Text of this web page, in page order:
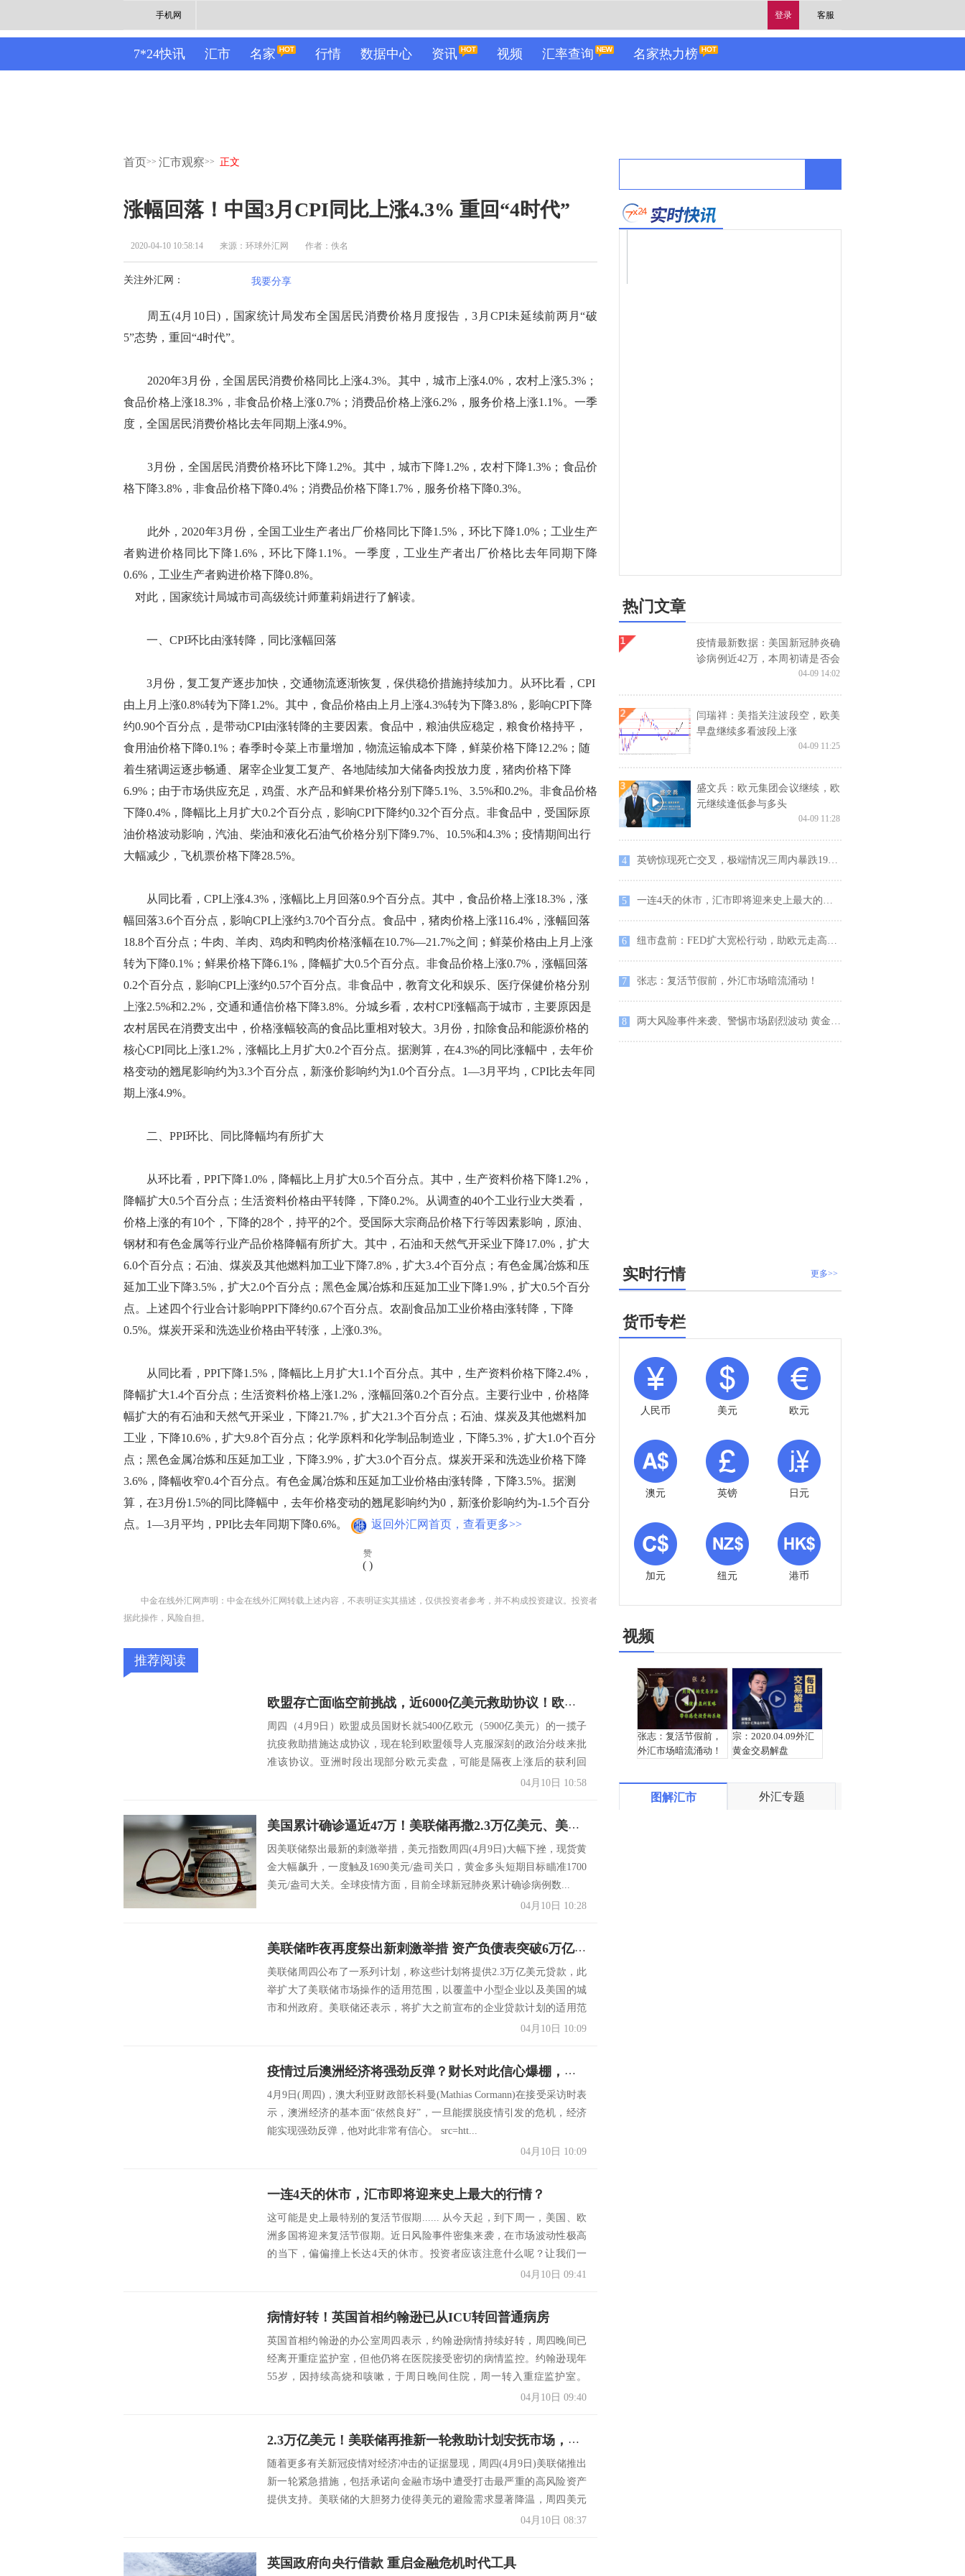
登录 客服
手机网
7*24快讯 汇市 名家 行情 数据中心 资讯 视频 汇率查询 名家热力榜
首页>> 汇市观察>> 正文
涨幅回落！中国3月CPI同比上涨4.3% 重回“4时代”
2020-04-10 10:58:14 来源：环球外汇网 作者：佚名
关注外汇网： 我要分享
周五(4月10日)，国家统计局发布全国居民消费价格月度报告，3月CPI未延续前两月“破
5”态势，重回“4时代”。
2020年3月份，全国居民消费价格同比上涨4.3%。其中，城市上涨4.0%，农村上涨5.3%；
食品价格上涨18.3%，非食品价格上涨0.7%；消费品价格上涨6.2%，服务价格上涨1.1%。一季
度，全国居民消费价格比去年同期上涨4.9%。
3月份，全国居民消费价格环比下降1.2%。其中，城市下降1.2%，农村下降1.3%；食品价
格下降3.8%，非食品价格下降0.4%；消费品价格下降1.7%，服务价格下降0.3%。
此外，2020年3月份，全国工业生产者出厂价格同比下降1.5%，环比下降1.0%；工业生产
者购进价格同比下降1.6%，环比下降1.1%。一季度，工业生产者出厂价格比去年同期下降
0.6%，工业生产者购进价格下降0.8%。
对此，国家统计局城市司高级统计师董莉娟进行了解读。
一、CPI环比由涨转降，同比涨幅回落
3月份，复工复产逐步加快，交通物流逐渐恢复，保供稳价措施持续加力。从环比看，CPI
由上月上涨0.8%转为下降1.2%。其中，食品价格由上月上涨4.3%转为下降3.8%，影响CPI下降
约0.90个百分点，是带动CPI由涨转降的主要因素。食品中，粮油供应稳定，粮食价格持平，
食用油价格下降0.1%；春季时令菜上市量增加，物流运输成本下降，鲜菜价格下降12.2%；随
着生猪调运逐步畅通、屠宰企业复工复产、各地陆续加大储备肉投放力度，猪肉价格下降
6.9%；由于市场供应充足，鸡蛋、水产品和鲜果价格分别下降5.1%、3.5%和0.2%。非食品价格
下降0.4%，降幅比上月扩大0.2个百分点，影响CPI下降约0.32个百分点。非食品中，受国际原
油价格波动影响，汽油、柴油和液化石油气价格分别下降9.7%、10.5%和4.3%；疫情期间出行
大幅减少，飞机票价格下降28.5%。
从同比看，CPI上涨4.3%，涨幅比上月回落0.9个百分点。其中，食品价格上涨18.3%，涨
幅回落3.6个百分点，影响CPI上涨约3.70个百分点。食品中，猪肉价格上涨116.4%，涨幅回落
18.8个百分点；牛肉、羊肉、鸡肉和鸭肉价格涨幅在10.7%—21.7%之间；鲜菜价格由上月上涨
转为下降0.1%；鲜果价格下降6.1%，降幅扩大0.5个百分点。非食品价格上涨0.7%，涨幅回落
0.2个百分点，影响CPI上涨约0.57个百分点。非食品中，教育文化和娱乐、医疗保健价格分别
上涨2.5%和2.2%，交通和通信价格下降3.8%。分城乡看，农村CPI涨幅高于城市，主要原因是
农村居民在消费支出中，价格涨幅较高的食品比重相对较大。3月份，扣除食品和能源价格的
核心CPI同比上涨1.2%，涨幅比上月扩大0.2个百分点。据测算，在4.3%的同比涨幅中，去年价
格变动的翘尾影响约为3.3个百分点，新涨价影响约为1.0个百分点。1—3月平均，CPI比去年同
期上涨4.9%。
二、PPI环比、同比降幅均有所扩大
从环比看，PPI下降1.0%，降幅比上月扩大0.5个百分点。其中，生产资料价格下降1.2%，
降幅扩大0.5个百分点；生活资料价格由平转降，下降0.2%。从调查的40个工业行业大类看，
价格上涨的有10个，下降的28个，持平的2个。受国际大宗商品价格下行等因素影响，原油、
钢材和有色金属等行业产品价格降幅有所扩大。其中，石油和天然气开采业下降17.0%，扩大
6.0个百分点；石油、煤炭及其他燃料加工业下降7.8%，扩大3.4个百分点；有色金属冶炼和压
延加工业下降3.5%，扩大2.0个百分点；黑色金属冶炼和压延加工业下降1.9%，扩大0.5个百分
点。上述四个行业合计影响PPI下降约0.67个百分点。农副食品加工业价格由涨转降，下降
0.5%。煤炭开采和洗选业价格由平转涨，上涨0.3%。
从同比看，PPI下降1.5%，降幅比上月扩大1.1个百分点。其中，生产资料价格下降2.4%，
降幅扩大1.4个百分点；生活资料价格上涨1.2%，涨幅回落0.2个百分点。主要行业中，价格降
幅扩大的有石油和天然气开采业，下降21.7%，扩大21.3个百分点；石油、煤炭及其他燃料加
工业，下降10.6%，扩大9.8个百分点；化学原料和化学制品制造业，下降5.3%，扩大1.0个百分
点；黑色金属冶炼和压延加工业，下降3.9%，扩大3.0个百分点。煤炭开采和洗选业价格下降
3.6%，降幅收窄0.4个百分点。有色金属冶炼和压延加工业价格由涨转降，下降3.5%。据测
算，在3月份1.5%的同比降幅中，去年价格变动的翘尾影响约为0，新涨价影响约为-1.5个百分
点。1―3月平均，PPI比去年同期下降0.6%。
返回外汇网首页，查看更多>>
赞
( )
中金在线外汇网声明：中金在线外汇网转载上述内容，不表明证实其描述，仅供投资者参考，并不构成投资建议。投资者
据此操作，风险自担。
推荐阅读
欧盟存亡面临空前挑战，近6000亿美元救助协议！欧元回落，投机性多仓对涨势造成拖累
周四（4月9日）欧盟成员国财长就5400亿欧元（5900亿美元）的一揽子
抗疫救助措施达成协议，现在轮到欧盟领导人克服深刻的政治分歧来批
准该协议。亚洲时段出现部分欧元卖盘，可能是隔夜上涨后的获利回
04月10日 10:58
美国累计确诊逼近47万！美联储再撒2.3万亿美元、美元周四大跌 金价飙升多头瞄准1700
因美联储祭出最新的刺激举措，美元指数周四(4月9日)大幅下挫，现货黄
金大幅飙升，一度触及1690美元/盎司关口，黄金多头短期目标瞄准1700
美元/盎司大关。全球疫情方面，目前全球新冠肺炎累计确诊病例数...
04月10日 10:28
美联储昨夜再度祭出新刺激举措 资产负债表突破6万亿美元！
美联储周四公布了一系列计划，称这些计划将提供2.3万亿美元贷款，此
举扩大了美联储市场操作的适用范围，以覆盖中小型企业以及美国的城
市和州政府。美联储还表示，将扩大之前宣布的企业贷款计划的适用范
04月10日 10:09
疫情过后澳洲经济将强劲反弹？财长对此信心爆棚，本周连涨后澳元有望挑战200日均线
4月9日(周四)，澳大利亚财政部长科曼(Mathias Cormann)在接受采访时表
示，澳洲经济的基本面“依然良好”，一旦能摆脱疫情引发的危机，经济
能实现强劲反弹，他对此非常有信心。 src=htt...
04月10日 10:09
一连4天的休市，汇市即将迎来史上最大的行情？
这可能是史上最特别的复活节假期...... 从今天起，到下周一，美国、欧
洲多国将迎来复活节假期。近日风险事件密集来袭，在市场波动性极高
的当下，偏偏撞上长达4天的休市。投资者应该注意什么呢？让我们一
04月10日 09:41
病情好转！英国首相约翰逊已从ICU转回普通病房
英国首相约翰逊的办公室周四表示，约翰逊病情持续好转，周四晚间已
经离开重症监护室，但他仍将在医院接受密切的病情监控。约翰逊现年
55岁，因持续高烧和咳嗽，于周日晚间住院，周一转入重症监护室。
04月10日 09:40
2.3万亿美元！美联储再推新一轮救助计划安抚市场，避险买需下滑美元创一周新低
随着更多有关新冠疫情对经济冲击的证据显现，周四(4月9日)美联储推出
新一轮紧急措施，包括承诺向金融市场中遭受打击最严重的高风险资产
提供支持。美联储的大胆努力使得美元的避险需求显著降温，周四美元
04月10日 08:37
英国政府向央行借款 重启金融危机时代工具
热门文章
疫情最新数据：美国新冠肺炎确
诊病例近42万，本周初请是否会
04-09 14:02
闫瑞祥：美指关注波段空，欧美
早盘继续多看波段上涨
04-09 11:25
盛文兵：欧元集团会议继续，欧
元继续逢低参与多头
04-09 11:28
4 英镑惊现死亡交叉，极端情况三周内暴跌1900点！机构为何如此悲观？
5 一连4天的休市，汇市即将迎来史上最大的行情？
6 纽市盘前：FED扩大宽松行动，助欧元走高80余点；美油剧震近10%，俄沙继续“扳手腕”
7 张志：复活节假前，外汇市场暗流涌动！
8 两大风险事件来袭、警惕市场剧烈波动 黄金、白银、欧元、美元指数、英镑、日元及澳元最新技术前景分析
更多>>
实时行情
货币专栏
人民币 美元 欧元
澳元 英镑 日元
加元 纽元 港币
视频
张志：复活节假前，
外汇市场暗流涌动！
宗：2020.04.09外汇
黄金交易解盘
图解汇市 外汇专题